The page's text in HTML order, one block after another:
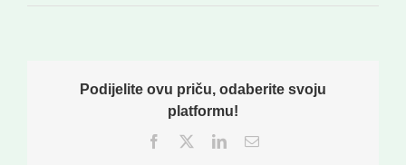
Podijelite ovu priču, odaberite svoju
platformu!
Facebook
TwitterLinkedInEmail: